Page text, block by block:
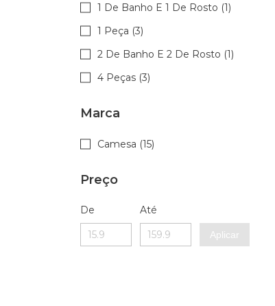
1 De Banho E 1 De Rosto (1)
1 Peça (3)
2 De Banho E 2 De Rosto (1)
4 Peças (3)
Marca
Camesa (15)
Preço
De Até
Aplicar